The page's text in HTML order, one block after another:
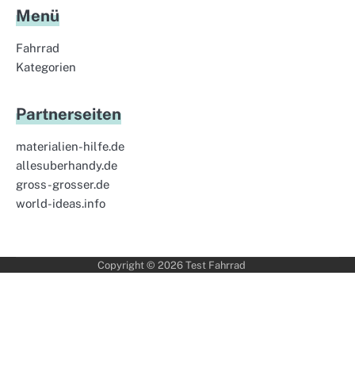
Menü
Fahrrad
Kategorien
Partnerseiten
materialien-hilfe.de
allesuberhandy.de
gross-grosser.de
world-ideas.info
Copyright © 2026 Test Fahrrad